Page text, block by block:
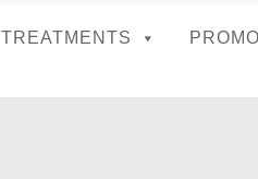
TREATMENTS